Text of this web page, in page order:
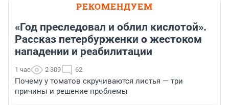
РЕКОМЕНДУЕМ
«Год преследовал и облил кислотой».
Рассказ петербурженки о жестоком
нападении и реабилитации
1 час 2 309 62
Почему у томатов скручиваются листья — три
причины и решение проблемы